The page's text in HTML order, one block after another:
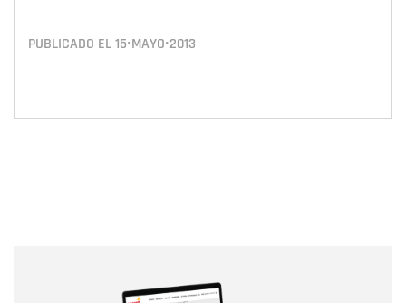
PUBLICADO EL15•MAYO•2013